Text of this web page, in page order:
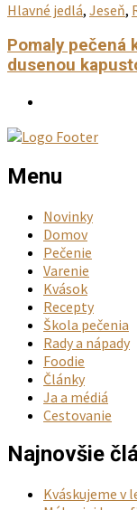
Hlavné jedlá, Jeseň,
Pomaly pečená
dusenou
Menu
Novinky
Domov
Pečenie
Varenie
Kvások
Recepty
Škola pečenia
Rady a nápady
Foodie
Články
Ja a médiá
Cestovanie
Najnovšie
Kváskujeme v